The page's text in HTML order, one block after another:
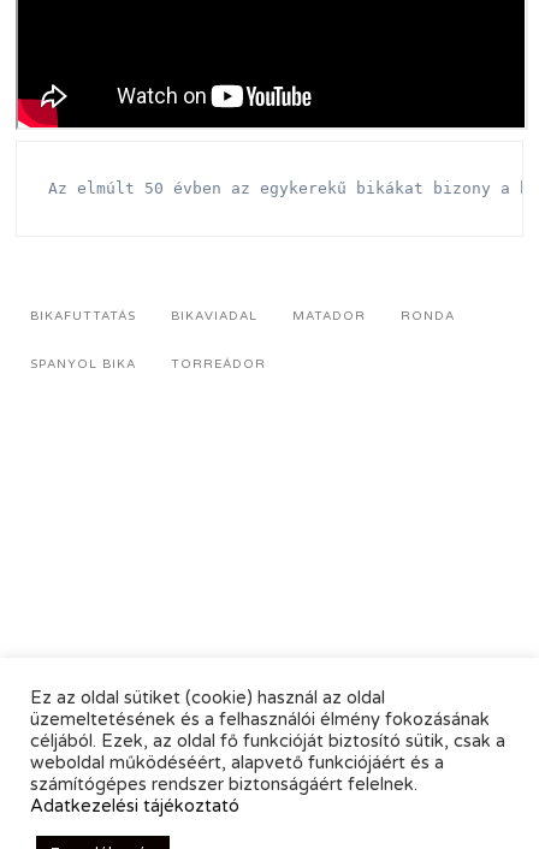
Az elmúlt 50 évben az egykerekű bikákat bizony a
BIKAFUTTATÁS BIKAVIADAL MATADOR RONDA
SPANYOL BIKA TORREÁDOR
Ez az oldal sütiket (cookie) használ az oldal
üzemeltetésének és a felhasználói élmény fokozásának
céljából. Ezek, az oldal fő funkcióját biztosító sütik, csak a
weboldal működéséért, alapvető funkciójáért és a
számítógépes rendszer biztonságáért felelnek.
Adatkezelési tájékoztató